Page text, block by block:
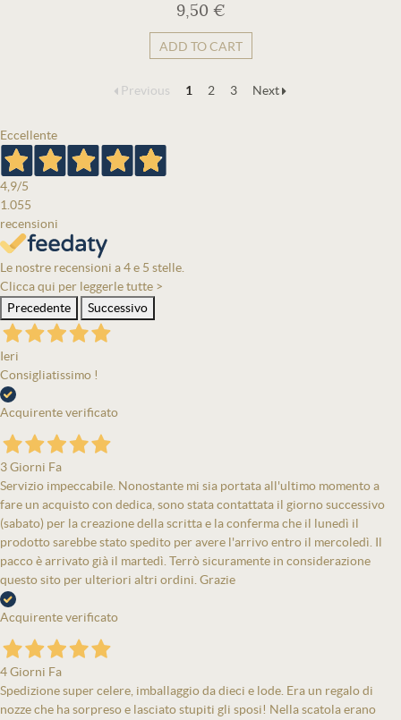
9,50 €
ADD TO CART
Previous 1 2 3 Next
Eccellente
4,9/5
1.055
recensioni
Le nostre recensioni a 4 e 5 stelle.
Clicca qui per leggerle tutte >
Precedente
Successivo
Ieri
Consigliatissimo !
Acquirente verificato
3 Giorni Fa
Servizio impeccabile. Nonostante mi sia portata all'ultimo momento a
fare un acquisto con dedica, sono stata contattata il giorno successivo
(sabato) per la creazione della scritta e la conferma che il lunedì il
prodotto sarebbe stato spedito per avere l'arrivo entro il mercoledì. Il
pacco è arrivato già il martedì. Terrò sicuramente in considerazione
questo sito per ulteriori altri ordini. Grazie
Acquirente verificato
4 Giorni Fa
Spedizione super celere, imballaggio da dieci e lode. Era un regalo di
nozze che ha sorpreso e lasciato stupiti gli sposi! Nella scatola erano